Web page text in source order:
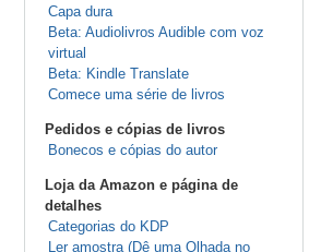
Capa dura
Beta: Audiolivros Audible com voz
virtual
Beta: Kindle Translate
Comece uma série de livros
Pedidos e cópias de livros
Bonecos e cópias do autor
Loja da Amazon e página de
detalhes
Categorias do KDP
Ler amostra (Dê uma Olhada no